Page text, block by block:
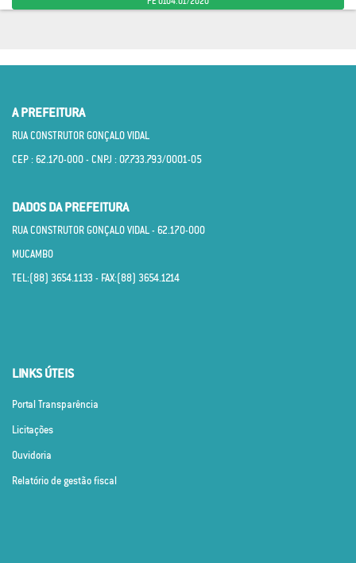
A PREFEITURA
RUA CONSTRUTOR GONÇALO VIDAL
CEP : 62.170­-000 - CNPJ : 07.733.793/0001­-05
DADOS DA PREFEITURA
RUA CONSTRUTOR GONÇALO VIDAL - 62.170­-000
MUCAMBO
TEL:(88) 3654.1133 - FAX:(88) 3654.1214
LINKS ÚTEIS
Portal Transparência
Licitações
Ouvidoria
Relatório de gestão fiscal